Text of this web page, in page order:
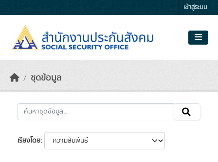
เข้าสู่ระบบ
ชุดข้อมูล
เรียงโดย